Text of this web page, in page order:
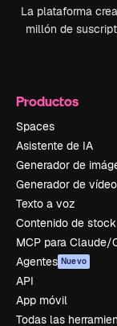
La plataforma
millón de
Productos
Spaces
Asistente de IA
Generador de
Generador de
Texto a voz
Contenido de stock
MCP para Claude/
Agentes Nuevo
API
App móvil
Todas las